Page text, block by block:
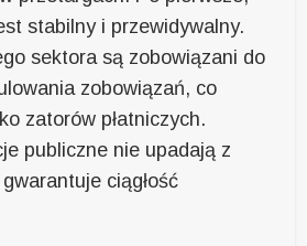
stabilny i przewidywalny.
sektora są zobowiązani do
zobowiązań, co
zatorów płatniczych.
publiczne nie upadają z
ciągłość